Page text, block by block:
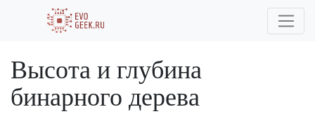
Высота и глубина
бинарного дерева